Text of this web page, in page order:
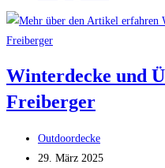
Winterdecke und
Freiberger
Beitrags-
Autor:
Outdoordecke
Beitrag
29. März 2025